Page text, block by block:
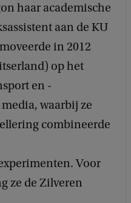
haar academische
aan de KU
in 2012
op het
en -
waarbij ze
combineerde
Voor
ze de Zilveren